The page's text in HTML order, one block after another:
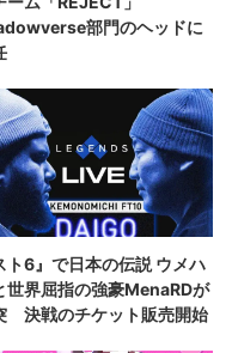
部門のヘッドに
ト6』で日本の伝説 ウメハ
世界屈指の強豪MenaRDが
決戦のチケット販売開始